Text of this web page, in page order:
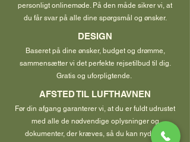
personligt onlinemøde. På den måde sikrer vi, at
du får svar på alle dine spørgsmål og ønsker.
DESIGN
Baseret på dine ønsker, budget og drømme,
sammensætter vi det perfekte rejsetilbud til dig.
Gratis og uforpligtende.
AFSTED TIL LUFTHAVNEN
Før din afgang garanterer vi, at du er fuldt udrustet
med alle de nødvendige oplysninger og
dokumenter, der kræves, så du kan nyde en